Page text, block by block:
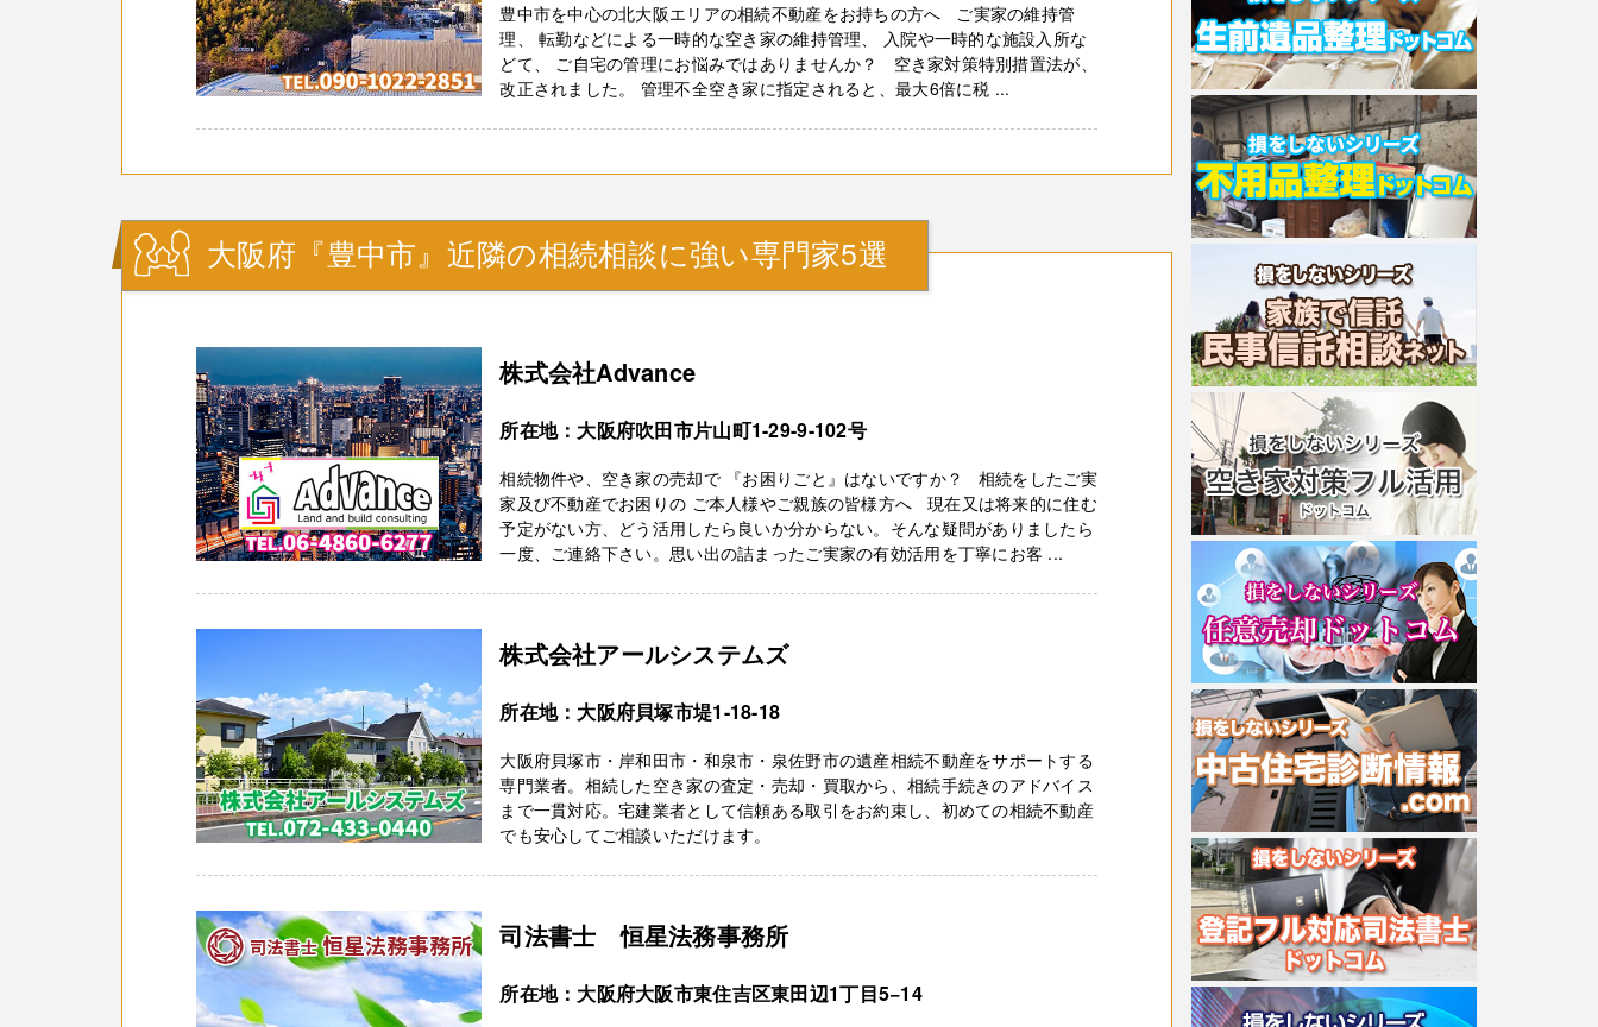
豊中市を中心の北大阪エリアの相続不動産をお持ちの方へ ご実家の維持管
理、 転勤などによる一時的な空き家の維持管理、 入院や一時的な施設入所な
どて、 ご自宅の管理にお悩みではありませんか？ 空き家対策特別措置法が、
改正されました。 管理不全空き家に指定されると、最大6倍に税 ...
大阪府『豊中市』近隣の相続相談に強い専門家5選
株式会社Advance
所在地：大阪府吹田市片山町1-29-9-102号
相続物件や、空き家の売却で 『お困りごと』はないですか？ 相続をしたご実
家及び不動産でお困りの ご本人様やご親族の皆様方へ 現在又は将来的に住む
予定がない方、どう活用したら良いか分からない。そんな疑問がありましたら
一度、ご連絡下さい。思い出の詰まったご実家の有効活用を丁寧にお客 ...
株式会社アールシステムズ
所在地：大阪府貝塚市堤1-18-18
大阪府貝塚市・岸和田市・和泉市・泉佐野市の遺産相続不動産をサポートする
専門業者。相続した空き家の査定・売却・買取から、相続手続きのアドバイス
まで一貫対応。宅建業者として信頼ある取引をお約束し、初めての相続不動産
でも安心してご相談いただけます。
司法書士 恒星法務事務所
所在地：大阪府大阪市東住吉区東田辺1丁目5−14